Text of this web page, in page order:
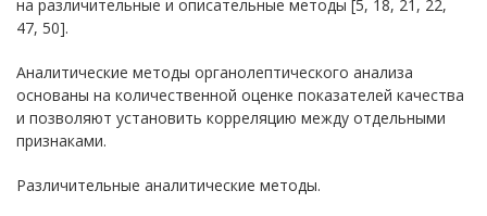
на различительные и описательные методы [5, 18, 21, 22,
47, 50].
Аналитические методы органолептического анализа
основаны на количественной оценке показателей качества
и позволяют установить корреляцию между отдельными
признаками.
Различительные аналитические методы.